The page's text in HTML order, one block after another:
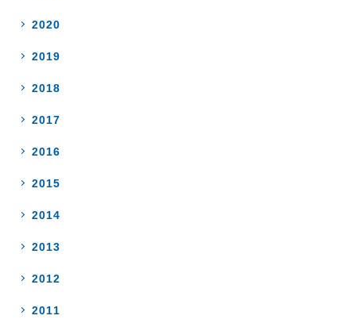
2020
2019
2018
2017
2016
2015
2014
2013
2012
2011